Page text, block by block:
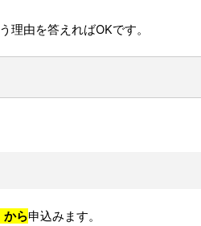
由を答えればOKです。
ら申込みます。